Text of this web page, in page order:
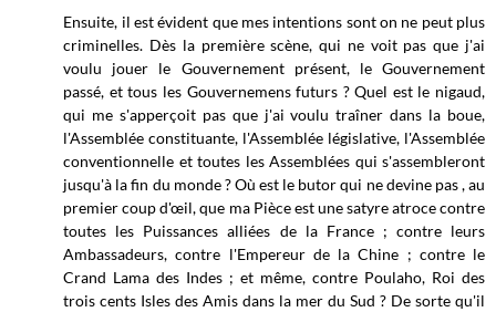
Ensuite, il est évident que mes intentions sont on ne peut plus
criminelles. Dès la première scène, qui ne voit pas que j'ai
voulu jouer le Gouvernement présent, le Gouvernement
passé, et tous les Gouvernemens futurs ? Quel est le nigaud,
qui me s'apperçoit pas que j'ai voulu traîner dans la boue,
l'Assemblée constituante, l'Assemblée législative, l'Assemblée
conventionnelle et toutes les Assemblées qui s'assembleront
jusqu'à la fin du monde ? Où est le butor qui ne devine pas , au
premier coup d'œil, que ma Pièce est une satyre atroce contre
toutes les Puissances alliées de la France ; contre leurs
Ambassadeurs, contre l'Empereur de la Chine ; contre le
Crand Lama des Indes ; et même, contre Poulaho, Roi des
trois cents Isles des Amis dans la mer du Sud ? De sorte qu'il